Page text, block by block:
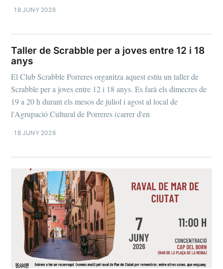
18 JUNY 2026
Taller de Scrabble per a joves entre 12 i 18
anys
El Club Scrabble Porreres organitza aquest estiu un taller de
Scrabble per a joves entre 12 i 18 anys. Es farà els dimecres de
19 a 20 h durant els mesos de juliol i agost al local de
l'Agrupació Cultural de Porreres (carrer d'en
18 JUNY 2026